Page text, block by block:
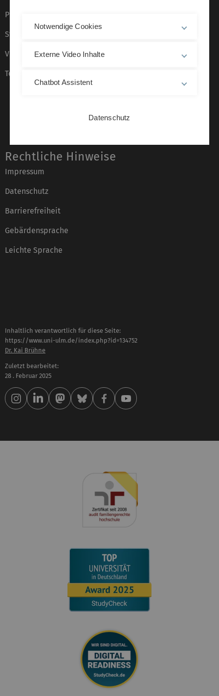
Presse
Stellenangebote
Veranstaltungskalender
Telefonverzeichnis
Rechtliche Hinweise
Impressum
Datenschutz
Barrierefreiheit
Gebärdensprache
Leichte Sprache
Inhaltlich verantwortlich für diese Seite:
https://www.uni-ulm.de/index.php?id=134752
Dr. Kai Brühne
Zuletzt bearbeitet:
28 . Februar 2025
Notwendige Cookies
Externe Video Inhalte
Chatbot Assistent
Datenschutz